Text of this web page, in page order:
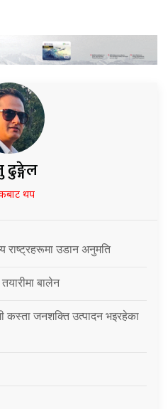
ढुङ्गेल
थप
उडान अनुमति
बालेन
कस्ता जनशक्ति उत्पादन भइरहेका